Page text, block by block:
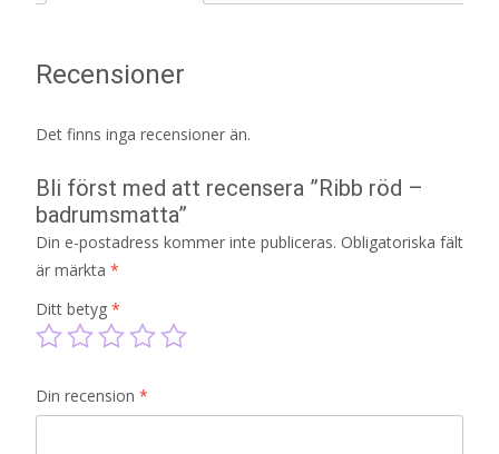
Recensioner
Det finns inga recensioner än.
Bli först med att recensera ”Ribb röd –
badrumsmatta”
Din e-postadress kommer inte publiceras. Obligatoriska fält
är märkta *
Ditt betyg *
Din recension *